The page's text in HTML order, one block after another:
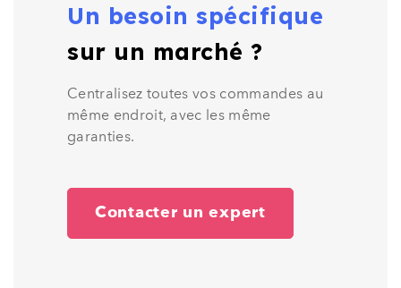
Un besoin spécifique
sur un marché ?
Centralisez toutes vos commandes au
même endroit, avec les même
garanties.
Contacter un expert